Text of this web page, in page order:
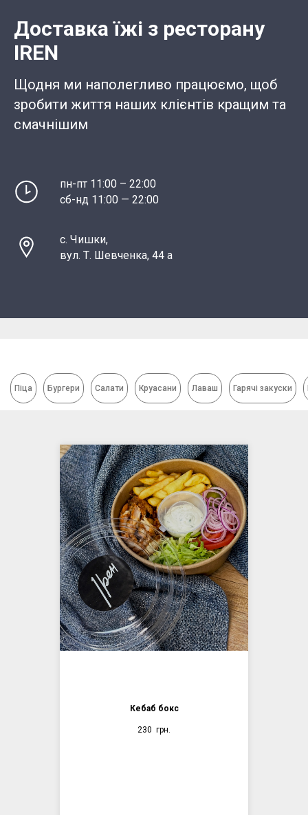
Доставка їжі з ресторану
IREN
Щодня ми наполегливо працюємо, щоб
зробити життя наших клієнтів кращим та
смачнішим
пн-пт 11:00 – 22:00
сб-нд 11:00 — 22:00
с. Чишки,
вул. Т. Шевченка, 44 а
Піца Бургери Салати Круасани Лаваш Гарячі закуски
Кебаб бокс
230 грн.